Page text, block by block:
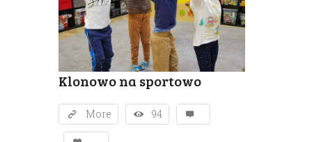
Klonowo na sportowo
More 94